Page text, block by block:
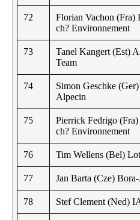
72
Florian Vachon (Fra)
ch? Environnement
73
Tanel Kangert (Est)
Team
74
Simon Geschke
Alpecin
75
Pierrick Fedrigo (Fra)
ch? Environnement
76 Tim Wellens (Bel)
77 Jan Barta (Cze)
78 Stef Clement (Ned)